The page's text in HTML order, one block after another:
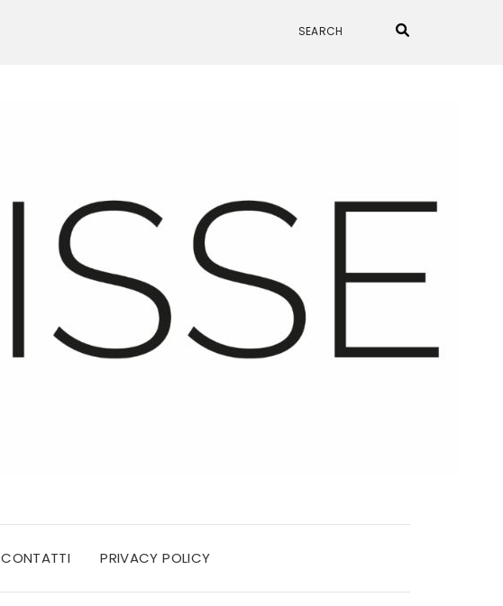
CONTATTI PRIVACY POLICY